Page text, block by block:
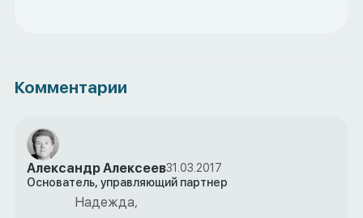
Комментарии
Александр Алексеев31.03.2017
Основатель, управляющий партнер
Надежда,